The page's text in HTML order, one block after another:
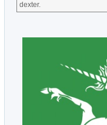
dexter.